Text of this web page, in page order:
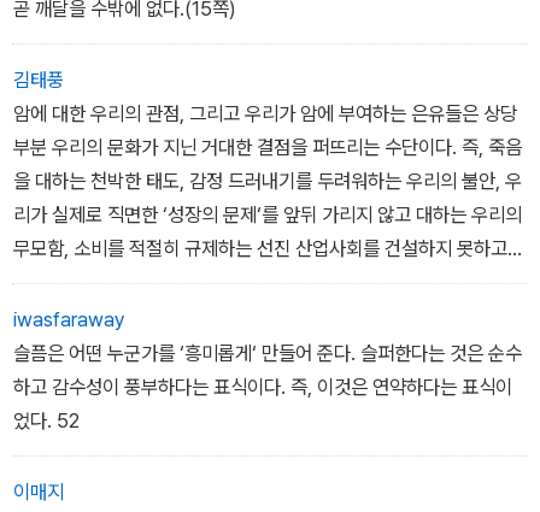
곧 깨달을 수밖에 없다.(15쪽)
김태풍
암에 대한 우리의 관점, 그리고 우리가 암에 부여하는 은유들은 상당
부분 우리의 문화가 지닌 거대한 결점을 퍼뜨리는 수단이다. 즉, 죽음
을 대하는 천박한 태도, 감정 드러내기를 두려워하는 우리의 불안, 우
리가 실제로 직면한 ‘성장의 문제‘를 앞뒤 가리지 않고 대하는 우리의
무모함, 소비를 적절히 규제하는 선진 산업사회를 건설하지 못하고
있는 우리의 무능력, 점차 가중되고 있는 역사의 폭력을 둘러싼 공포
를 정당화하는 우리의 태도 같은 결점을 말이다. 예상컨대, 암의 은유
가 생생하게 반영해 주고 있는 이런 문제들이 해결되기 훨씬 이전에,
그런 은유가 곧 진부해질 것이다.
iwasfaraway
슬픔은 어떤 누군가를 ‘흥미롭게‘ 만들어 준다. 슬퍼한다는 것은 순수
하고 감수성이 풍부하다는 표식이다. 즉, 이것은 연약하다는 표식이
었다. 52
이매지